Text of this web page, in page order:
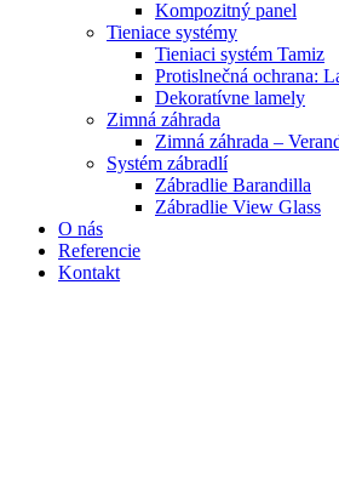
Kompozitný panel
Tieniace systémy
Tieniaci systém Tamiz
Protislnečná ochrana:
Dekoratívne lamely
Zimná záhrada
Zimná záhrada –
Systém zábradlí
Zábradlie Barandilla
Zábradlie View Glass
O nás
Referencie
Kontakt